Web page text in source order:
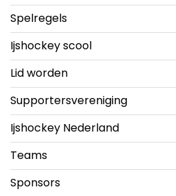
Spelregels
Ijshockey scool
Lid worden
Supportersvereniging
Ijshockey Nederland
Teams
Sponsors